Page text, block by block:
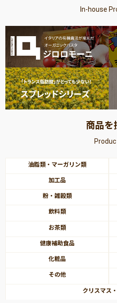
In-house
商品を
油脂類・マーガリン類
加工品
粉・雑穀類
飲料類
お茶類
健康補助食品
化粧品
その他
クリスマス